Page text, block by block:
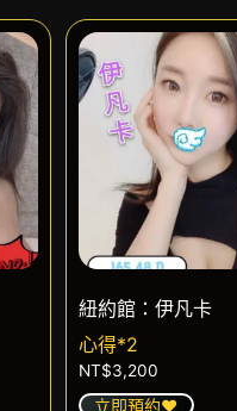
紐約館：伊凡卡
心得*2
NT$3,200
立即預約❤️